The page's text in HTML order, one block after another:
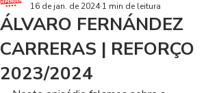
ÁLVARO FERNÁNDEZ
CARRERAS | REFORÇO
2023/2024
16 de jan. de 2024 1 min de leitura